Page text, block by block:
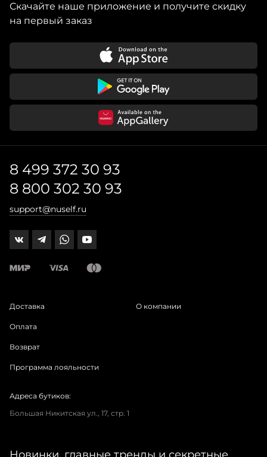
Скачайте наше приложение и получите скидку
на первый заказ
8 499 372 30 93
8 800 302 30 93
support@nuself.ru
Доставка
Оплата
Возврат
Программа лояльности
О компании
Адреса бутиков:
Большая Никитская ул., 17, стр. 1